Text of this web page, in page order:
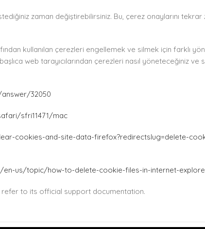
zaman değiştirebilirsiniz. Bu, çerez onaylarını
kullanılan çerezleri engellemek ve silmek için farklı
başlıca web tarayıcılarından çerezleri nasıl yöneteceğiniz
32050
sfri11471/mac
cookies-and-site-data-firefox?redirectslug=delete-
us/topic/how-to-delete-cookie-files-in-internet-
to its official support documentation.